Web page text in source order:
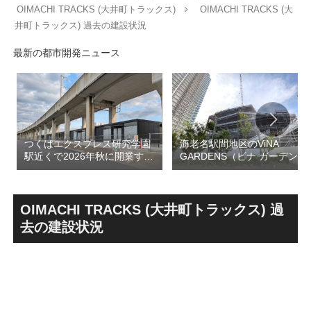
OIMACHI TRACKS (大井町トラックス)
OIMACHI TRACKS (大
井町トラックス) 過去の建設状況
最新の都市開発ニュース
つくばエクスプレス研究学園
駅近くで2026年秋に開業する
高架下商業施設「寿横
跡地の開発計画や商業ビル建
設進行などにより駅前商業地
が形成へ！！
海老名駅間地区のViNA
GARDENS（ビナ ガーデン
ズ）で建設中の「（仮称）フ
テル温浴棟」2026年夏時点建
設状況！！天然温泉のほか子
育て・ペット関連の複合施設
OIMACHI TRACKS (大井町トラックス) 過
去の建設状況